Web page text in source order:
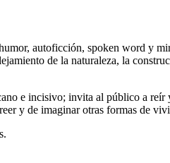
autoficción, spoken word y
de la naturaleza, la
e incisivo; invita al público a
y de imaginar otras formas de